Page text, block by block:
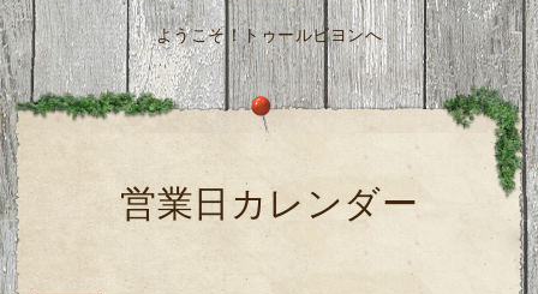
ようこそ！トゥールビヨンへ
営業日カレンダー